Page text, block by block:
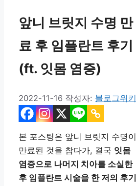
앞니 브릿지 수명 만
료 후 임플란트 후기
(ft. 잇몸 염증)
2022-11-16 작성자: 블로그위키
본 포스팅은 앞니 브릿지 수명이
만료된 것을 참다가, 결국 잇몸
염증으로 나머지 치아를 소실한
후 임플란트 시술을 한 저의 후기